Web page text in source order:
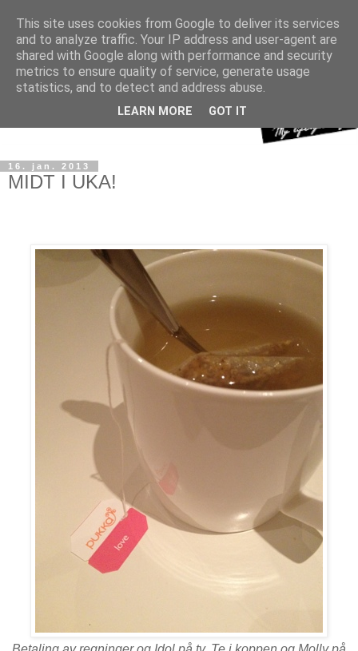
16. jan. 2013
MIDT I UKA!
This site uses cookies from Google to deliver its services
and to analyze traffic. Your IP address and user-agent are
shared with Google along with performance and security
metrics to ensure quality of service, generate usage
statistics, and to detect and address abuse.
LEARN MORE GOT IT